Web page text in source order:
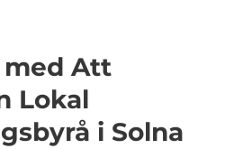
med Att
Lokal
i Solna